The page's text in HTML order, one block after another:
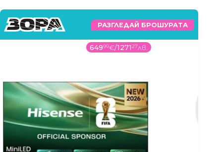
РАЗГЛЕДАЙ БРОШУРАТА
64999€/127127лв.